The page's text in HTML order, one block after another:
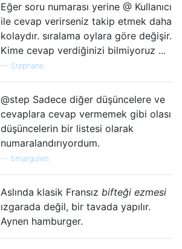
Eğer soru numarası yerine @ Kullanıcı
ile cevap verirseniz takip etmek daha
kolaydır. sıralama oylara göre değişir.
Kime cevap verdiğinizi bilmiyoruz ...
— Stephane
@step Sadece diğer düşüncelere ve
cevaplara cevap vermemek gibi olası
düşüncelerin bir listesi olarak
numaralandırıyordum.
bmargulies
Aslında klasik Fransız bifteği ezmesi
ızgarada değil, bir tavada yapılır.
Aynen hamburger.